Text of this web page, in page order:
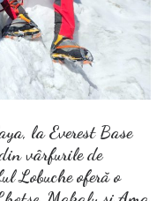
la Everest Base
vârfurile de
Lobuche oferă o